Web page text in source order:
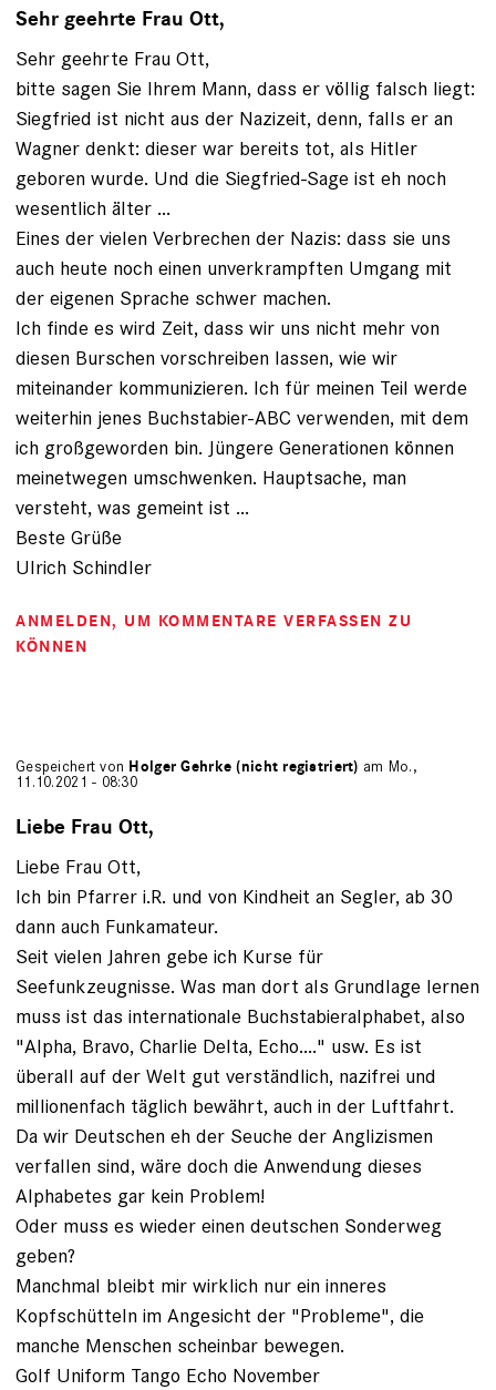
Sehr geehrte Frau Ott,
Sehr geehrte Frau Ott,
bitte sagen Sie Ihrem Mann, dass er völlig falsch liegt:
Siegfried ist nicht aus der Nazizeit, denn, falls er an
Wagner denkt: dieser war bereits tot, als Hitler
geboren wurde. Und die Siegfried-Sage ist eh noch
wesentlich älter ...
Eines der vielen Verbrechen der Nazis: dass sie uns
auch heute noch einen unverkrampften Umgang mit
der eigenen Sprache schwer machen.
Ich finde es wird Zeit, dass wir uns nicht mehr von
diesen Burschen vorschreiben lassen, wie wir
miteinander kommunizieren. Ich für meinen Teil werde
weiterhin jenes Buchstabier-ABC verwenden, mit dem
ich großgeworden bin. Jüngere Generationen können
meinetwegen umschwenken. Hauptsache, man
versteht, was gemeint ist ...
Beste Grüße
Ulrich Schindler
ANMELDEN, UM KOMMENTARE VERFASSEN ZU
KÖNNEN
Gespeichert von Holger Gehrke (nicht registriert) am Mo.,
11.10.2021 - 08:30
Liebe Frau Ott,
Liebe Frau Ott,
Ich bin Pfarrer i.R. und von Kindheit an Segler, ab 30
dann auch Funkamateur.
Seit vielen Jahren gebe ich Kurse für
Seefunkzeugnisse. Was man dort als Grundlage lernen
muss ist das internationale Buchstabieralphabet, also
"Alpha, Bravo, Charlie Delta, Echo...." usw. Es ist
überall auf der Welt gut verständlich, nazifrei und
millionenfach täglich bewährt, auch in der Luftfahrt.
Da wir Deutschen eh der Seuche der Anglizismen
verfallen sind, wäre doch die Anwendung dieses
Alphabetes gar kein Problem!
Oder muss es wieder einen deutschen Sonderweg
geben?
Manchmal bleibt mir wirklich nur ein inneres
Kopfschütteln im Angesicht der "Probleme", die
manche Menschen scheinbar bewegen.
Golf Uniform Tango Echo November